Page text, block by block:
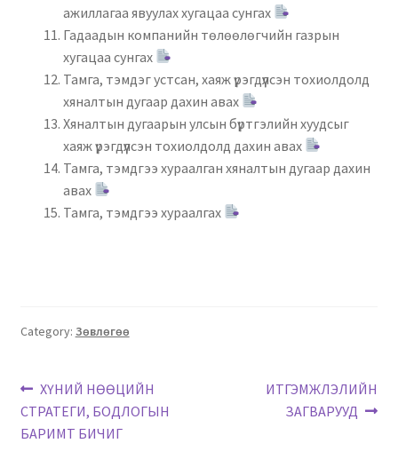
ажиллагаа явуулах хугацаа сунгах
Гадаадын компанийн төлөөлөгчийн газрын
хугацаа сунгах
Тамга, тэмдэг устсан, хаяж үрэгдүүлсэн тохиолдолд
хяналтын дугаар дахин авах
Хяналтын дугаарын улсын бүртгэлийн хуудсыг
хаяж үрэгдүүлсэн тохиолдолд дахин авах
Тамга, тэмдгээ хураалган хяналтын дугаар дахин
авах
Тамга, тэмдгээ хураалгах
Category: Зөвлөгөө
ХҮНИЙ НӨӨЦИЙН
СТРАТЕГИ, БОДЛОГЫН
БАРИМТ БИЧИГ
ИТГЭМЖЛЭЛИЙН
ЗАГВАРУУД